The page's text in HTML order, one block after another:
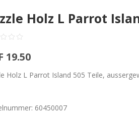
Holz L Parrot
19.50
Holz L Parrot Island 505 Teile,
60450007